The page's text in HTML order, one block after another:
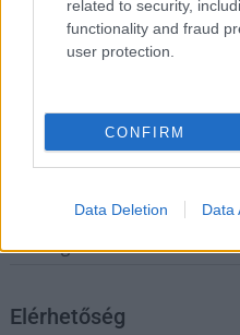
related to security,
functionality and fraud
user protection.
CONFIRM
Data Deletion Data
ugyanazokból a szögekből
Ilyenek eddig a tapasztalatok
Nem biztató: a hétvégi
megint visszatér a forróság,
Közzétették a szakértői
többsége szakszerűen már
Elérhetőség